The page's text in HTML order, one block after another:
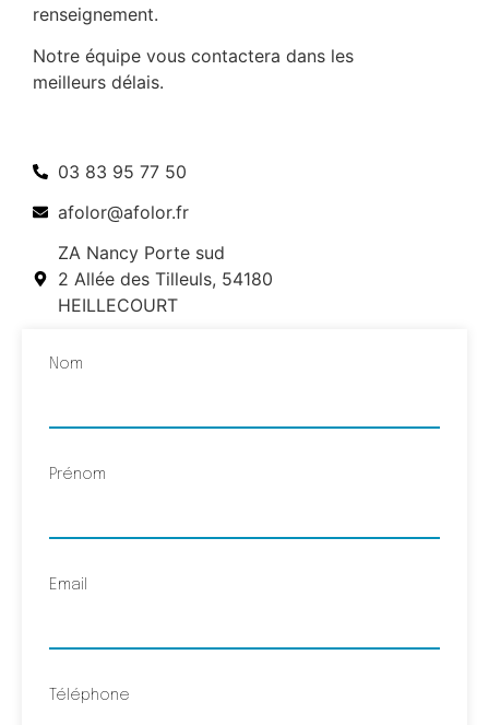
renseignement.
Notre équipe vous contactera dans les
meilleurs délais.
03 83 95 77 50
afolor@afolor.fr
ZA Nancy Porte sud
2 Allée des Tilleuls, 54180
HEILLECOURT
Nom
Prénom
Email
Téléphone